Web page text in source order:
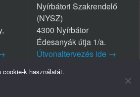
Nyírbátori Szakrendelő
(NYSZ)
4300 Nyírbátor
Édesanyák útja 1/a.
Útvonaltervezés ide →
cookie-k használatát.